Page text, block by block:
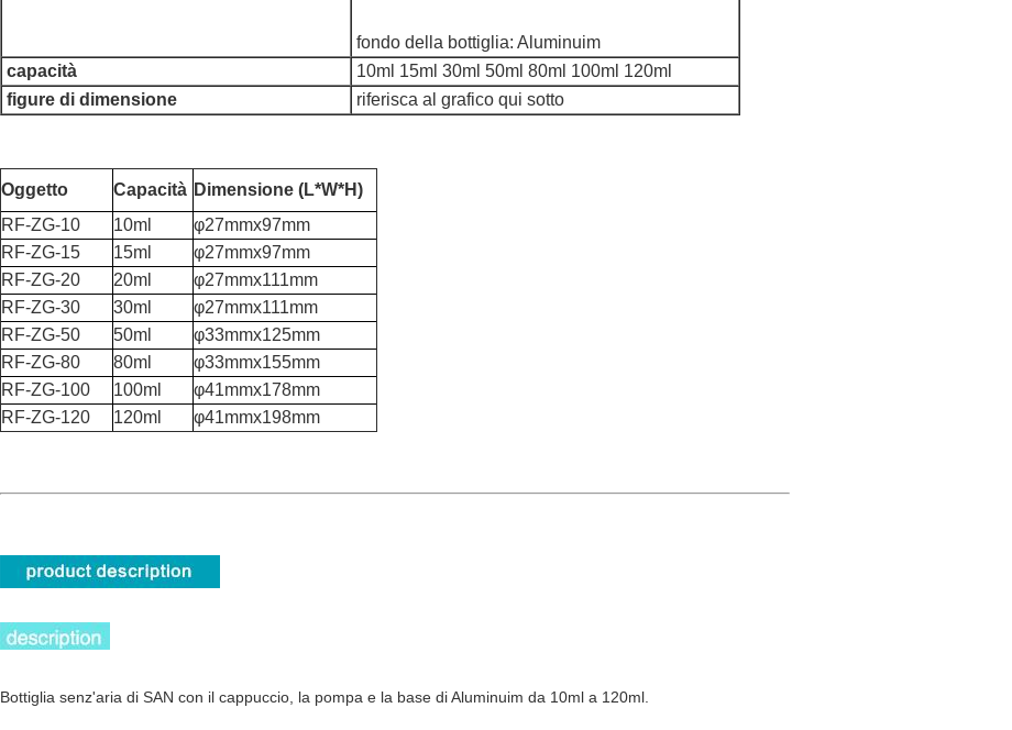
fondo della bottiglia: Aluminuim
capacità
10ml 15ml 30ml 50ml 80ml 100ml 120ml
figure di dimensione
riferisca al grafico qui sotto
Oggetto Capacità Dimensione (L*W*H)
RF-ZG-10
10ml
φ27mmx97mm
RF-ZG-15
15ml
φ27mmx97mm
RF-ZG-20
20ml
φ27mmx111mm
RF-ZG-30
30ml
φ27mmx111mm
RF-ZG-50
50ml
φ33mmx125mm
RF-ZG-80
80ml
φ33mmx155mm
RF-ZG-100
100ml
φ41mmx178mm
RF-ZG-120
120ml φ41mmx198mm
Bottiglia senz'aria di SAN con il cappuccio, la pompa e la base di Aluminuim da 10ml a 120ml.